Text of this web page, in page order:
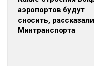
аэропортов будут
сносить,
Минтранспорта